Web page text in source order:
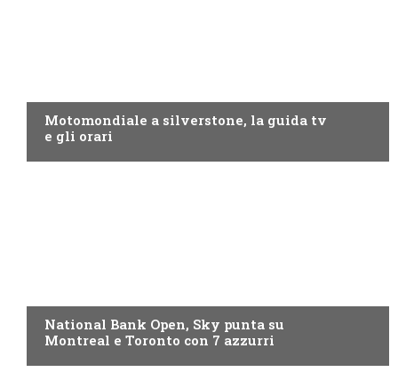
Motomondiale a silverstone, la guida tv
e gli orari
National Bank Open, Sky punta su
Montreal e Toronto con 7 azzurri